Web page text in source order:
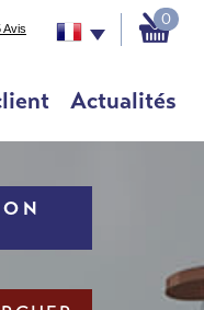
0
Actualités